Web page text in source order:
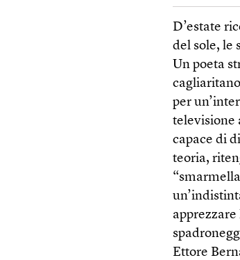
D’estate
del sole, le
Un poeta
per
televisione
capace di
teoria,
Ettore